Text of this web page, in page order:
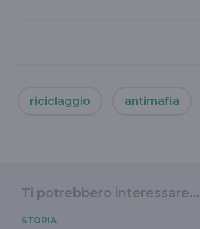
riciclaggio antimafia
Ti potrebbero interessare...
STORIA